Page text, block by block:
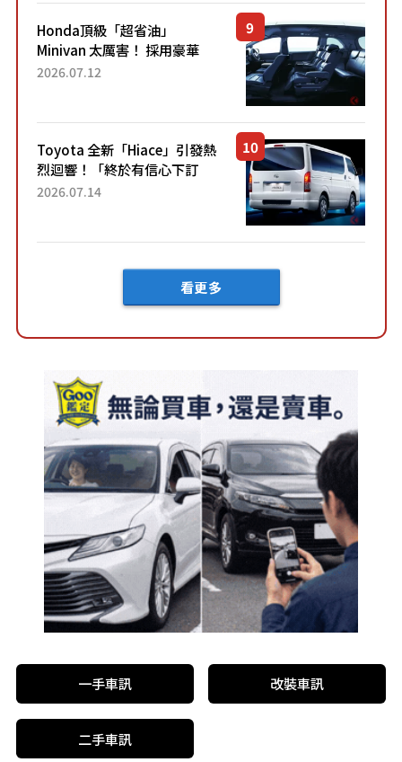
Honda頂級「超省油」
Minivan 太厲害！ 採用豪華
「真皮座椅」與專屬「黑色內
「三...
2026.07.12
Toyota 全新「Hiace」引發熱
烈迴響！「終於有信心下訂
了！」「哪個等級交車最
車？...
2026.07.14
看更多
一手車訊 改裝車訊
二手車訊